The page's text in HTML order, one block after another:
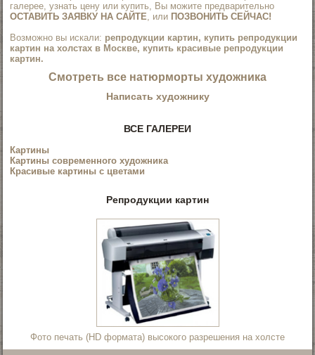
галерее, узнать цену или купить, Вы можите предварительно
ОСТАВИТЬ ЗАЯВКУ НА САЙТЕ, или ПОЗВОНИТЬ СЕЙЧАС!
Возможно вы искали: репродукции картин, купить репродукции
картин на холстах в Москве, купить красивые репродукции
картин.
Смотреть все натюрморты художника
Написать художнику
ВСЕ ГАЛЕРЕИ
Картины
Картины современного художника
Красивые картины с цветами
Репродукции картин
Фото печать (HD формата) высокого разрешения на холсте